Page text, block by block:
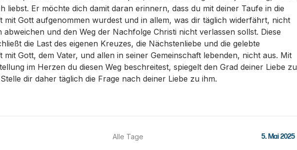
liebst. Er möchte dich damit daran erinnern, dass du mit deiner Taufe in die
mit Gott aufgenommen wurdest und in allem, was dir täglich widerfährt, nicht
abweichen und den Weg der Nachfolge Christi nicht verlassen sollst. Diese
die Last des eigenen Kreuzes, die Nächstenliebe und die gelebte
mit Gott, dem Vater, und allen in seiner Gemeinschaft lebenden, nicht aus. Mit
im Herzen du diesen Weg beschreitest, spiegelt den Grad deiner Liebe zu
dir daher täglich die Frage nach deiner Liebe zu ihm.
Alle Tage 5. Mai 2025